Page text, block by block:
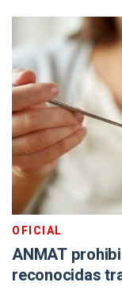
OFICIAL
ANMAT
reconocidas